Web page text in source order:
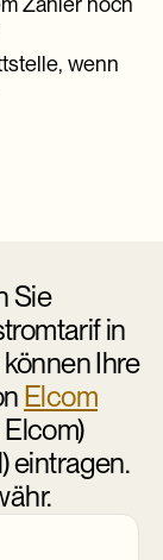
wenn
Sie
in
Ihre
Elcom
eintragen.